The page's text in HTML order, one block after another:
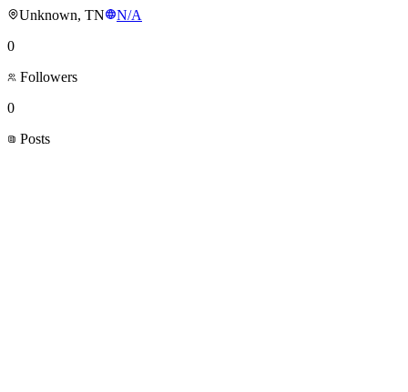
Unknown, TN
N/A
0
Followers
0
Posts